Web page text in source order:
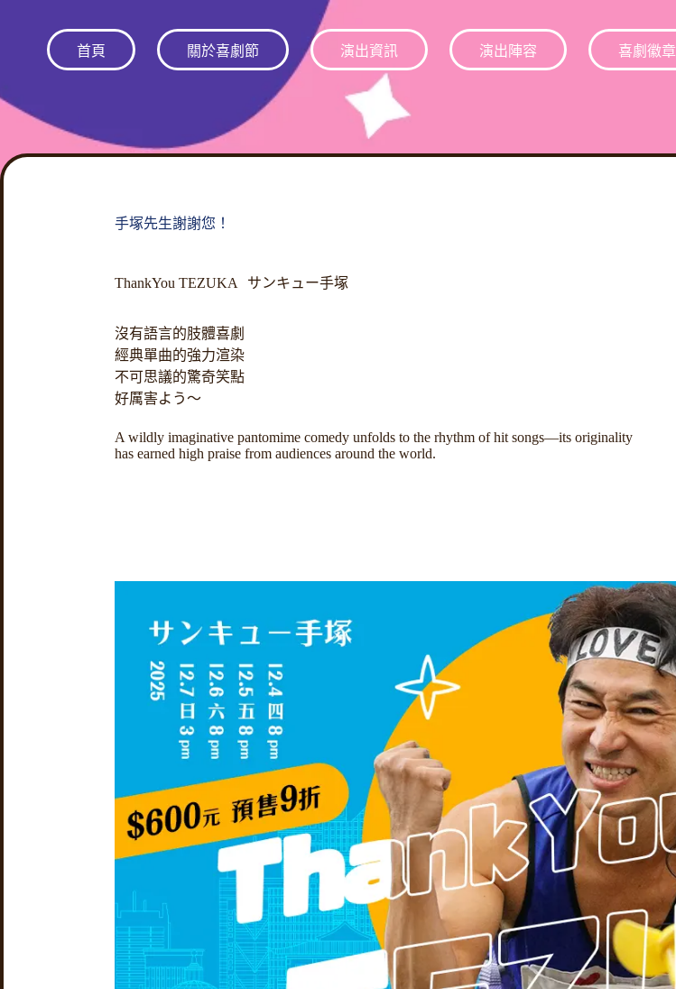
內
首頁 關於喜劇節 演出資訊 演出陣容 喜劇徽章
手塚先生謝謝您！
ThankYou TEZUKA サンキュー手塚
沒有語言的肢體喜劇
經典單曲的強力渲染
不可思議的驚奇笑點
好厲害よう〜
A wildly imaginative pantomime comedy unfolds to the rhythm of hit songs—its originality
has earned high praise from audiences around the world.